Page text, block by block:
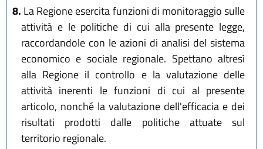
8. La Regione esercita funzioni di monitoraggio sulle
attività e le politiche di cui alla presente legge,
raccordandole con le azioni di analisi del sistema
economico e sociale regionale. Spettano altresì
alla Regione il controllo e la valutazione delle
attività inerenti le funzioni di cui al presente
articolo, nonché la valutazione dell'efficacia e dei
risultati prodotti dalle politiche attuate sul
territorio regionale.